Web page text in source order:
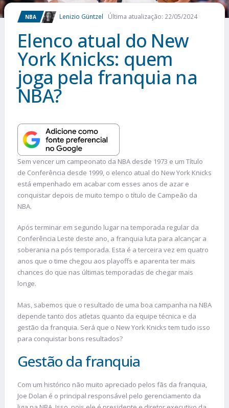
NBA Lenizio Güntzel Última atualização: 22/05/2024
Elenco atual do New
York Knicks: quem
joga pela franquia na
NBA?
Sem vencer um campeonato da NBA desde 1973 e um Título
de Conferência desde 1999, o elenco atual do New York Knicks
está empenhado em acabar com esses anos de azar e
conquistar depois de muito tempo o título de Campeão da
NBA.
Após terminar em segundo lugar na temporada regular da
Conferência Leste deste ano, a franquia luta para alcançar a
soberania na pós temporada. Esta é a terceira vez em quatro
anos que o time chegou aos playoffs e aparenta ter mais
chances do que nas últimas temporadas de chegar mais
longe.
Mas, sabemos que o resultado de uma boa campanha na NBA
depende tanto dos atletas quanto da equipe técnica e da
gestão da franquia. Será que o New York Knicks tem tudo isso
para conquistar bons resultados?
Gestão da franquia
Com um histórico não muito apreciado pelos fãs da franquia,
Joe Dolan é o principal responsável pelo gerenciamento da